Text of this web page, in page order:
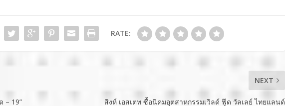
RATE:
– 19”
NEXT
สิงห์ เอสเตท ซื้อนิคมอุตสาหกรรมเวิลด์ ฟู๊ด วัลเลย์ ไทยแลนด์